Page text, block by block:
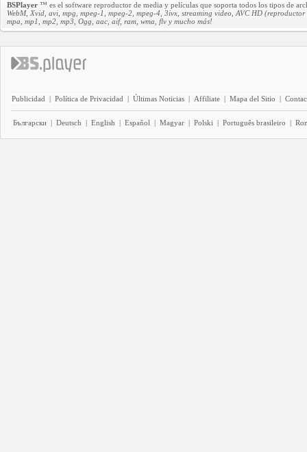
BSPlayer ™ es el software reproductor de media y películas que soporta todos los tipos de
WebM, Xvid, avi, mpg, mpeg-1, mpeg-2, mpeg-4, 3ivx, streaming video, AVC HD
mpa, mp1, mp2, mp3, Ogg, aac, aif, ram, wma, flv y mucho más!
Publicidad | Política de Privacidad | Últimas Noticias | Affiliate | Mapa del Sitio |
Български | Deutsch | English | Español | Magyar | Polski | Português brasileiro |